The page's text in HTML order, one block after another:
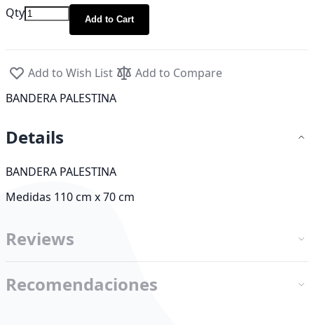
Qty Add to Cart
Add to Wish List
Add to Compare
BANDERA PALESTINA
Details
BANDERA PALESTINA
Medidas 110 cm x 70 cm
Reviews
Recomendaciones